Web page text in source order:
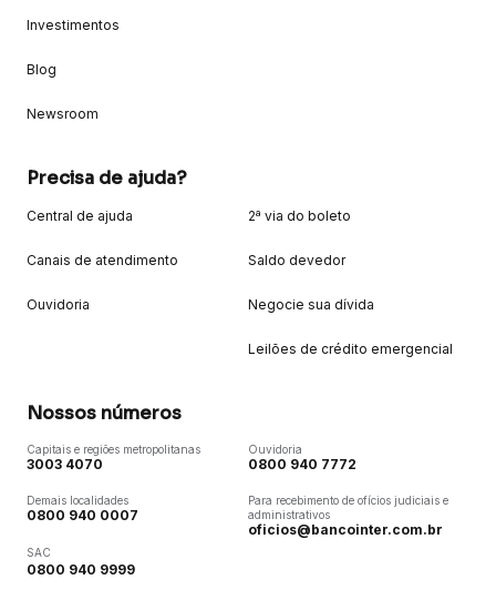
Investimentos
Blog
Newsroom
Precisa de ajuda?
Central de ajuda
Canais de atendimento
Ouvidoria
2ª via do boleto
Saldo devedor
Negocie sua dívida
Leilões de crédito emergencial
Nossos números
Capitais e regiões metropolitanas
3003 4070
Demais localidades
0800 940 0007
SAC
0800 940 9999
Ouvidoria
0800 940 7772
Para recebimento de ofícios judiciais e
administrativos
oficios@bancointer.com.br